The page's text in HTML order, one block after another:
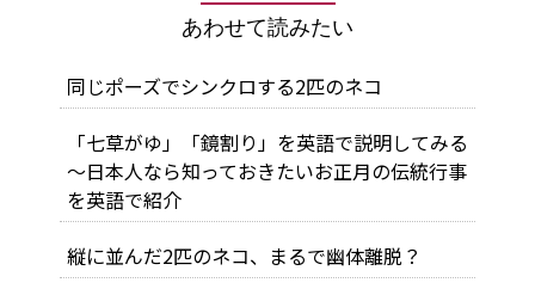
あわせて読みたい
同じポーズでシンクロする2匹のネコ
「七草がゆ」「鏡割り」を英語で説明してみる
～日本人なら知っておきたいお正月の伝統行事
を英語で紹介
縦に並んだ2匹のネコ、まるで幽体離脱？